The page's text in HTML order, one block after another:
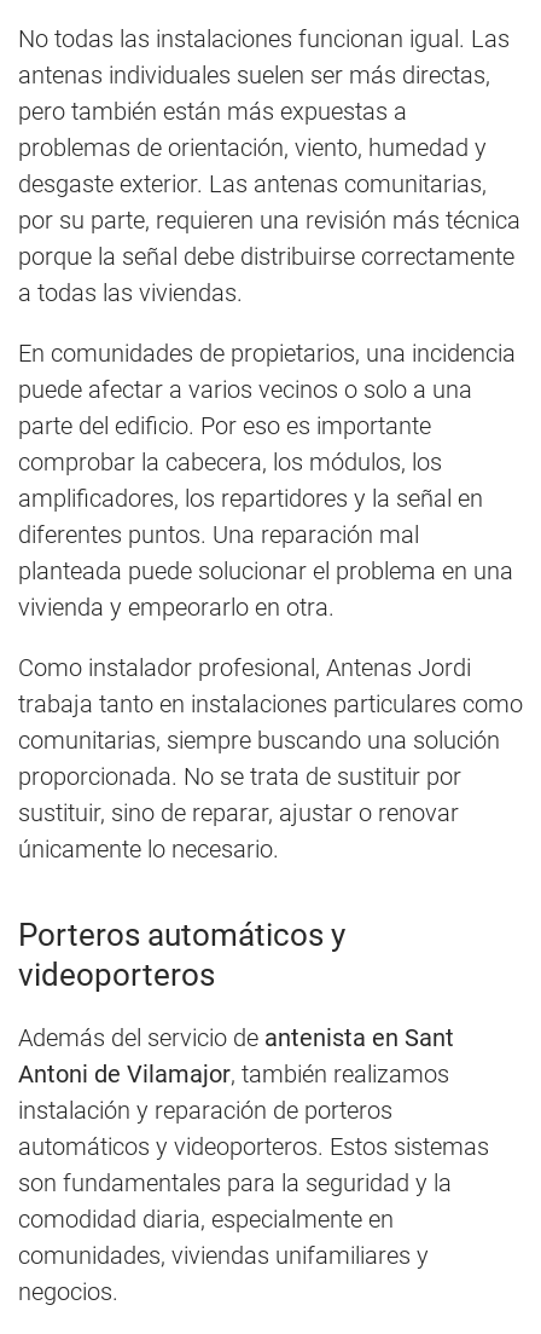
No todas las instalaciones funcionan igual. Las
antenas individuales suelen ser más directas,
pero también están más expuestas a
problemas de orientación, viento, humedad y
desgaste exterior. Las antenas comunitarias,
por su parte, requieren una revisión más técnica
porque la señal debe distribuirse correctamente
a todas las viviendas.
En comunidades de propietarios, una incidencia
puede afectar a varios vecinos o solo a una
parte del edificio. Por eso es importante
comprobar la cabecera, los módulos, los
amplificadores, los repartidores y la señal en
diferentes puntos. Una reparación mal
planteada puede solucionar el problema en una
vivienda y empeorarlo en otra.
Como instalador profesional, Antenas Jordi
trabaja tanto en instalaciones particulares como
comunitarias, siempre buscando una solución
proporcionada. No se trata de sustituir por
sustituir, sino de reparar, ajustar o renovar
únicamente lo necesario.
Porteros automáticos y
videoporteros
Además del servicio de antenista en Sant
Antoni de Vilamajor, también realizamos
instalación y reparación de porteros
automáticos y videoporteros. Estos sistemas
son fundamentales para la seguridad y la
comodidad diaria, especialmente en
comunidades, viviendas unifamiliares y
negocios.